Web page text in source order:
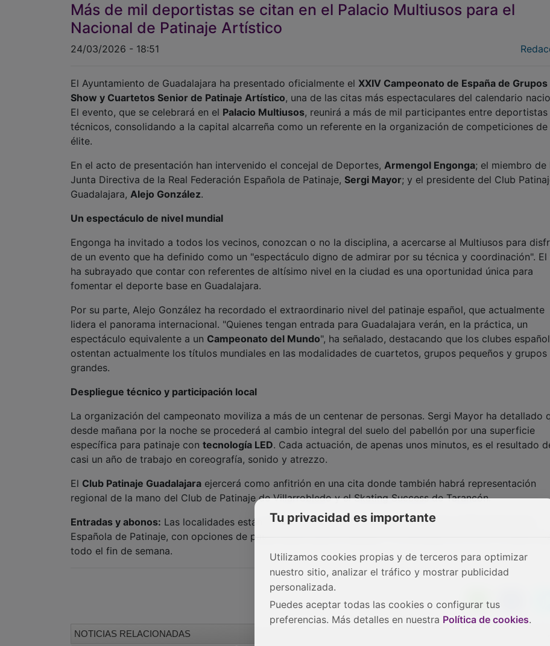
Más de mil deportistas se citan en el Palacio Multiusos para el
Nacional de Patinaje Artístico
24/03/2026 - 18:51
El Ayuntamiento de Guadalajara ha presentado oficialmente el XXIV Campeonato de España de Grupos
Show y Cuartetos Senior de Patinaje Artístico, una de las citas más espectaculares del calendario
El evento, que se celebrará en el Palacio Multiusos, reunirá a más de mil participantes entre deportistas
técnicos, consolidando a la capital alcarreña como un referente en la organización de competiciones de
élite.
En el acto de presentación han intervenido el concejal de Deportes, Armengol Engonga; el miembro de
Junta Directiva de la Real Federación Española de Patinaje, Sergi Mayor; y el presidente del Club
Guadalajara, Alejo González.
Un espectáculo de nivel mundial
Engonga ha invitado a todos los vecinos, conozcan o no la disciplina, a acercarse al Multiusos para
de un evento que ha definido como un "espectáculo digno de admirar por su técnica y coordinación". El
ha subrayado que contar con referentes de altísimo nivel en la ciudad es una oportunidad única para
fomentar el deporte base en Guadalajara.
Por su parte, Alejo González ha recordado el extraordinario nivel del patinaje español, que actualmente
lidera el panorama internacional. "Quienes tengan entrada para Guadalajara verán, en la práctica, un
espectáculo equivalente a un Campeonato del Mundo", ha señalado, destacando que los clubes
ostentan actualmente los títulos mundiales en las modalidades de cuartetos, grupos pequeños y grupos
grandes.
Despliegue técnico y participación local
La organización del campeonato moviliza a más de un centenar de personas. Sergi Mayor ha detallado
desde mañana por la noche se procederá al cambio integral del suelo del pabellón por una superficie
específica para patinaje con tecnología LED. Cada actuación, de apenas unos minutos, es el resultado
casi un año de trabajo en coreografía, sonido y atrezzo.
El Club Patinaje Guadalajara ejercerá como anfitrión en una cita donde también habrá representación
regional de la mano del Club de Patinaje de Villarrobledo y el Skating Success de Tarancón.
Entradas y abonos: Las localidades están disponibles a través de la web oficial de la Real Federación
Española de Patinaje, con opciones de pases diarios para el sábado o el domingo, así como un abono
todo el fin de semana.
NOTICIAS RELACIONADAS
Tu privacidad es importante
Utilizamos cookies propias y de terceros para optimizar
nuestro sitio, analizar el tráfico y mostrar publicidad
personalizada.
Puedes aceptar todas las cookies o configurar tus
preferencias. Más detalles en nuestra Política de cookies.